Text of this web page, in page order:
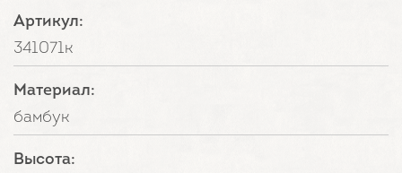
Артикул:
341071к
Материал:
бамбук
Высота: